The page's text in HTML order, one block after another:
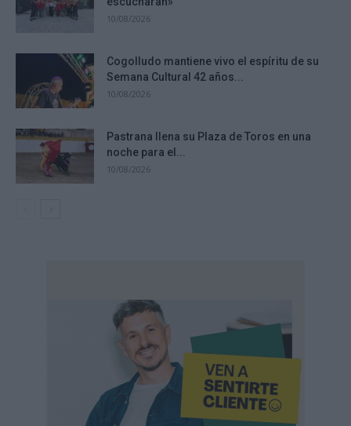
10/08/2026
Cogolludo mantiene vivo el espíritu de su
Semana Cultural 42 años...
10/08/2026
Pastrana llena su Plaza de Toros en una
noche para el...
10/08/2026